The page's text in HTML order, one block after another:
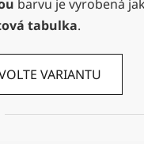
barvu je vyrobená
tabulka.
VARIANTU